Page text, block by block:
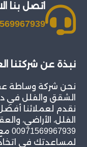
اتصل بنا
نبذة عن شركتنا
نحن شركة وساطة
الشقق والفلل في
نقدم لعملائنا
الفلل، الأراضي،
لمساعدتك في